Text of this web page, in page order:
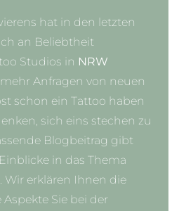
hat in den letzten
an Beliebtheit
Studios in NRW
Anfragen von neuen
schon ein Tattoo haben
sich eins stechen zu
Blogbeitrag gibt
in das Thema
. Wir erklären Ihnen die
Sie bei der